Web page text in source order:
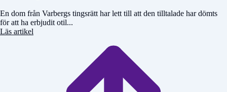
En dom från Varbergs tingsrätt har lett till att den tilltalade har dömts
för att ha erbjudit otil...
Läs artikel